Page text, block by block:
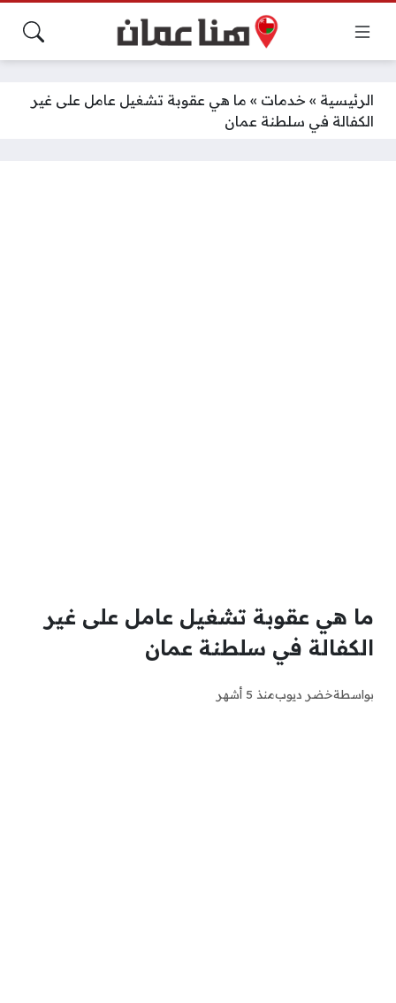
الرئيسية » خدمات » ما هي عقوبة تشغيل عامل على غير
الكفالة في سلطنة عمان
ما هي عقوبة تشغيل عامل على غير
الكفالة في سلطنة عمان
بواسطةخضر ديوبمنذ 5 أشهر